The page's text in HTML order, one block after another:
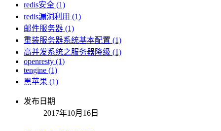
redis安全 (1)
redis漏洞利用 (1)
邮件服务器 (1)
重装服务器系统基本配置 (1)
高并发系统之服务器降级 (1)
openresty (1)
tengine (1)
黑苹果 (1)
发布日期
2017年10月16日